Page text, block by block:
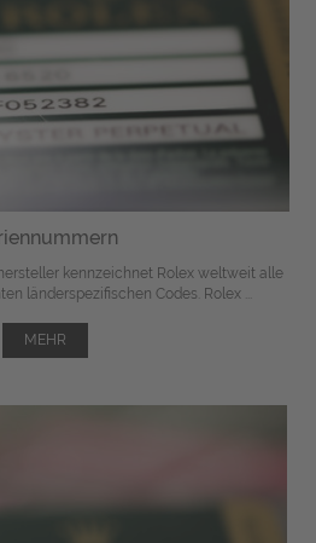
kennzeichnet Rolex weltweit alle
länderspezifischen Codes. Rolex ...
MEHR